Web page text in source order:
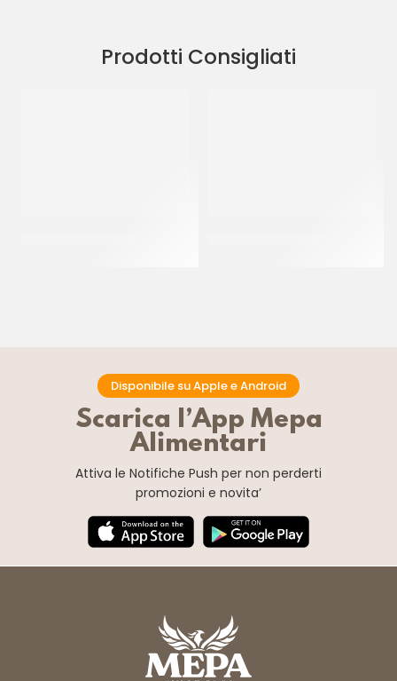
Prodotti Consigliati
Disponibile su Apple e Android
Scarica l’App Mepa
Alimentari
Attiva le Notifiche Push per non perderti
promozioni e novita’